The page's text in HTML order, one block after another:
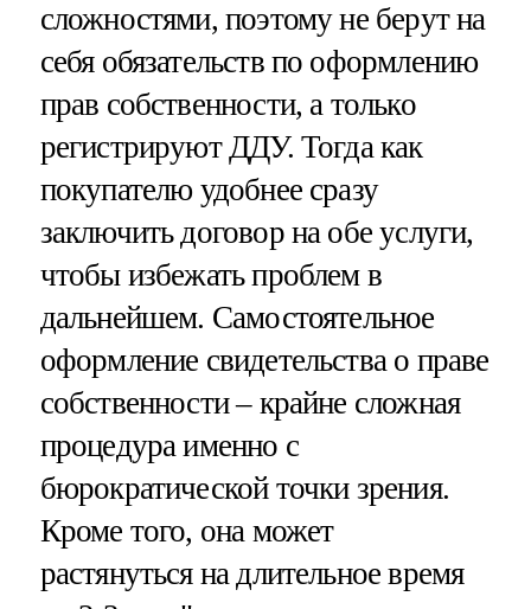
сложностями, поэтому не берут на
себя обязательств по оформлению
прав собственности, а только
регистрируют ДДУ. Тогда как
покупателю удобнее сразу
заключить договор на обе услуги,
чтобы избежать проблем в
дальнейшем. Самостоятельное
оформление свидетельства о праве
собственности – крайне сложная
процедура именно с
бюрократической точки зрения.
Кроме того, она может
растянуться на длительное время